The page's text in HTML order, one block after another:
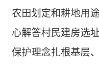
农田划定和耕地用
心解答村民建房选
保护理念扎根基层